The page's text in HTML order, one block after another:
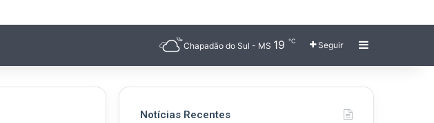
Chapadão do Sul - MS 19 ℃ Seguir Barra Lateral
Notícias Recentes